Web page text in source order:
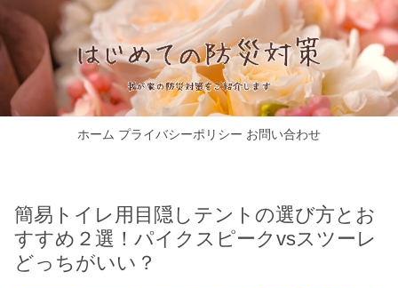
ホーム プライバシーポリシー お問い合わせ
簡易トイレ用目隠しテントの選び方とお
すすめ２選！パイクスピークvsスツーレ
どっちがいい？